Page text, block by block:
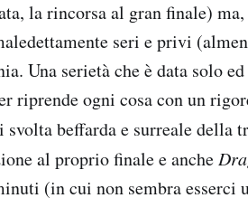
la rincorsa al gran finale)
seri e privi
Una serietà che è data solo
riprende ogni cosa con un
svolta beffarda e surreale della
al proprio finale e anche
(in cui non sembra esserci